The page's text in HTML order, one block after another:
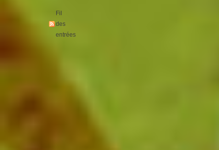
Fil
des
entrées